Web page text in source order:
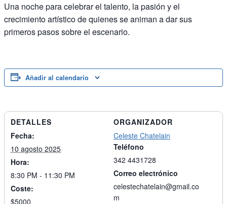
Una noche para celebrar el talento, la pasión y el
crecimiento artístico de quienes se animan a dar sus
primeros pasos sobre el escenario.
Añadir al calendario
DETALLES
Fecha:
10 agosto 2025
Hora:
8:30 PM - 11:30 PM
Coste:
$5000
ORGANIZADOR
Celeste Chatelain
Teléfono
342 4431728
Correo electrónico
celestechatelain@gmail.co
m